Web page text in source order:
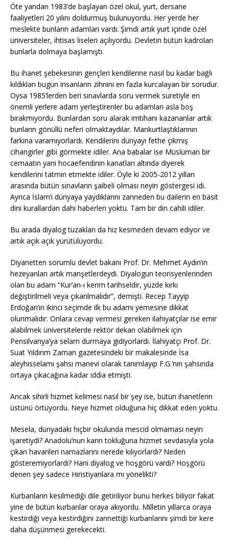
Öte yandan 1983’de başlayan özel okul, yurt, dersane
faaliyetleri 20 yılını doldurmuş bulunuyordu. Her yerde her
meslekte bunların adamları vardı. Şimdi artık yurt içinde özel
üniversiteler, ihtisas liseleri açılıyordu. Devletin bütün kadroları
bunlarla dolmaya başlamıştı.
Bu ihanet şebekesinin gençleri kendilerine nasıl bu kadar bağlı
kıldıkları bugün insanların zihnini en fazla kurcalayan bir sorudur.
Oysa 1985’lerden beri sınavlarda soru vermek suretiyle en
önemli yerlere adam yerleştirenler bu adamları asla boş
bırakmıyordu. Bunlardan soru alarak imtihanı kazananlar artık
bunların gönüllü neferi olmaktaydılar. Mankurtlaştıklarının
farkına varamıyorlardı. Kendilerini dünyayı fethe çıkmış
cihangirler gibi görmekte idiler. Ana babalar ise Müslüman bir
cemaatin yani hocaefendinin kanatları altında diyerek
kendilerini tatmin etmekte idiler. Öyle ki 2005-2012 yılları
arasında bütün sınavların şaibeli olması neyin göstergesi idi.
Ayrıca İslam’ı dünyaya yaydıklarını zanneden bu dailerin en basit
dini kurallardan dahi haberleri yoktu. Tam bir din cahili idiler.
Bu arada diyalog tuzakları da hız kesmeden devam ediyor ve
artık açık açık yürütülüyordu.
Diyanetten sorumlu devlet bakanı Prof. Dr. Mehmet Aydın’ın
hezeyanları artık manşetlerdeydi. Diyalogun teorisyenlerinden
olan bu adam “Kur’an-ı kerim tarihseldir, yüzde kırkı
değiştirilmeli veya çıkarılmalıdır”, demişti. Recep Tayyip
Erdoğan’ın ikinci seçimde ilk bu adamı yemesine dikkat
olunmalıdır. Onlara cevap vermesi gereken ilahiyatçılar ise emir
alabilmek üniversitelerde rektör dekan olabilmek için
Pensilvanya’ya selam durmaya gidiyorlardı. İlahiyatçı Prof. Dr.
Suat Yıldırım Zaman gazetesindeki bir makalesinde İsa
aleyhisselamı şahsı manevi olarak tanımlayıp F.G.’nin şahsında
ortaya çıkacağına kadar iddia etmişti.
Ancak sihirli hizmet kelimesi nasıl bir şey ise, bütün ihanetlerin
üstünü örtüyordu. Neye hizmet olduğuna hiç dikkat eden yoktu.
Mesela, dünyadaki hiçbir okulunda mescid olmaması neyin
işaretiydi? Anadolu’nun karın tokluğuna hizmet sevdasıyla yola
çıkan havarileri namazlarını nerede kılıyorlardı? Neden
gösteremiyorlardı? Hani diyalog ve hoşgörü vardı? Hoşgörü
denen şey sadece Hıristiyanlara mı yönelikti?
Kurbanların kesilmediği dile getiriliyor bunu herkes biliyor fakat
yine de bütün kurbanlar oraya akıyordu. Milletin yıllarca oraya
kestirdiği veya kestirdiğini zannettiği kurbanlarını şimdi bir kere
daha düşünmesi gerekecekti.